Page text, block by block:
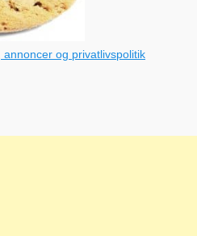
og privatlivspolitik